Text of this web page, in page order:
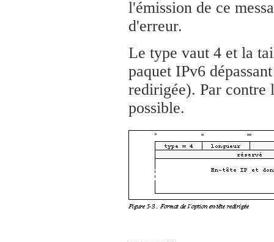
l'émission de ce
d'erreur.
Le type vaut 4 et la
paquet IPv6
redirigée). Par contre
possible.